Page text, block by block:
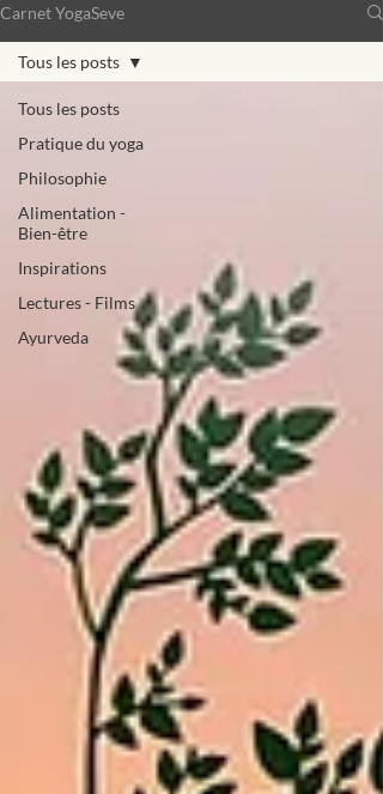
Carnet YogaSeve
Tous les posts
Pratique du yoga
Philosophie
Alimentation -
Bien-être
Inspirations
Lectures - Films
Ayurveda
Tous les posts